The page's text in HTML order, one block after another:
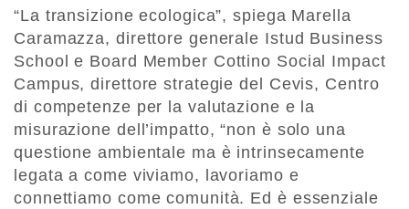
“La transizione ecologica”, spiega Marella
Caramazza, direttore generale Istud Business
School e Board Member Cottino Social Impact
Campus, direttore strategie del Cevis, Centro
di competenze per la valutazione e la
misurazione dell’impatto, “non è solo una
questione ambientale ma è intrinsecamente
legata a come viviamo, lavoriamo e
connettiamo come comunità. Ed è essenziale